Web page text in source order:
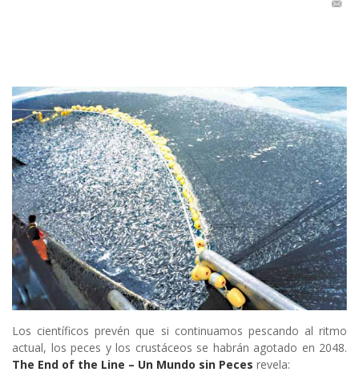
Los científicos prevén que si continuamos pescando al ritmo
actual, los peces y los crustáceos se habrán agotado en 2048.
The End of the Line – Un Mundo sin Peces revela: